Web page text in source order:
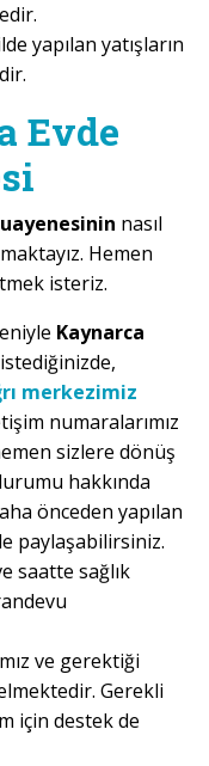
yapılan yatışların
Evde
nasıl
Hemen
isteriz.
Kaynarca
merkezimiz
numaralarımız
sizlere dönüş
hakkında
önceden yapılan
paylaşabilirsiniz.
saatte sağlık
ve gerektiği
Gerekli
için destek de